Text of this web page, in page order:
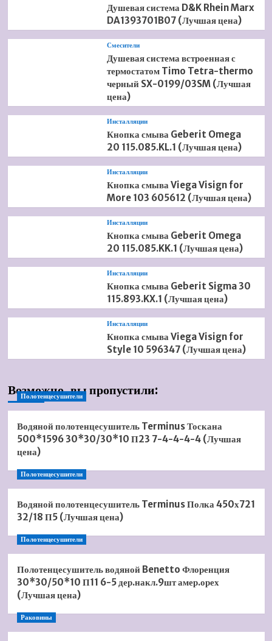
Душевая система D&K Rhein Marx
DA1393701B07 (Лучшая цена)
Смесители
Душевая система встроенная с
термостатом Timo Tetra-thermo
черный SX-0199/03SM (Лучшая
цена)
Инсталляции
Кнопка смыва Geberit Omega
20 115.085.KL.1 (Лучшая цена)
Инсталляции
Кнопка смыва Viega Visign for
More 103 605612 (Лучшая цена)
Инсталляции
Кнопка смыва Geberit Omega
20 115.085.KK.1 (Лучшая цена)
Инсталляции
Кнопка смыва Geberit Sigma 30
115.893.KX.1 (Лучшая цена)
Инсталляции
Кнопка смыва Viega Visign for
Style 10 596347 (Лучшая цена)
Возможно, вы пропустили:
Полотенцесушители
Водяной полотенцесушитель Terminus Тоскана
500*1596 30*30/30*10 П23 7-4-4-4-4 (Лучшая
цена)
Полотенцесушители
Водяной полотенцесушитель Terminus Полка 450х721
32/18 П5 (Лучшая цена)
Полотенцесушители
Полотенцесушитель водяной Benetto Флоренция
30*30/50*10 П11 6-5 дер.накл.9шт амер.орех
(Лучшая цена)
Раковины